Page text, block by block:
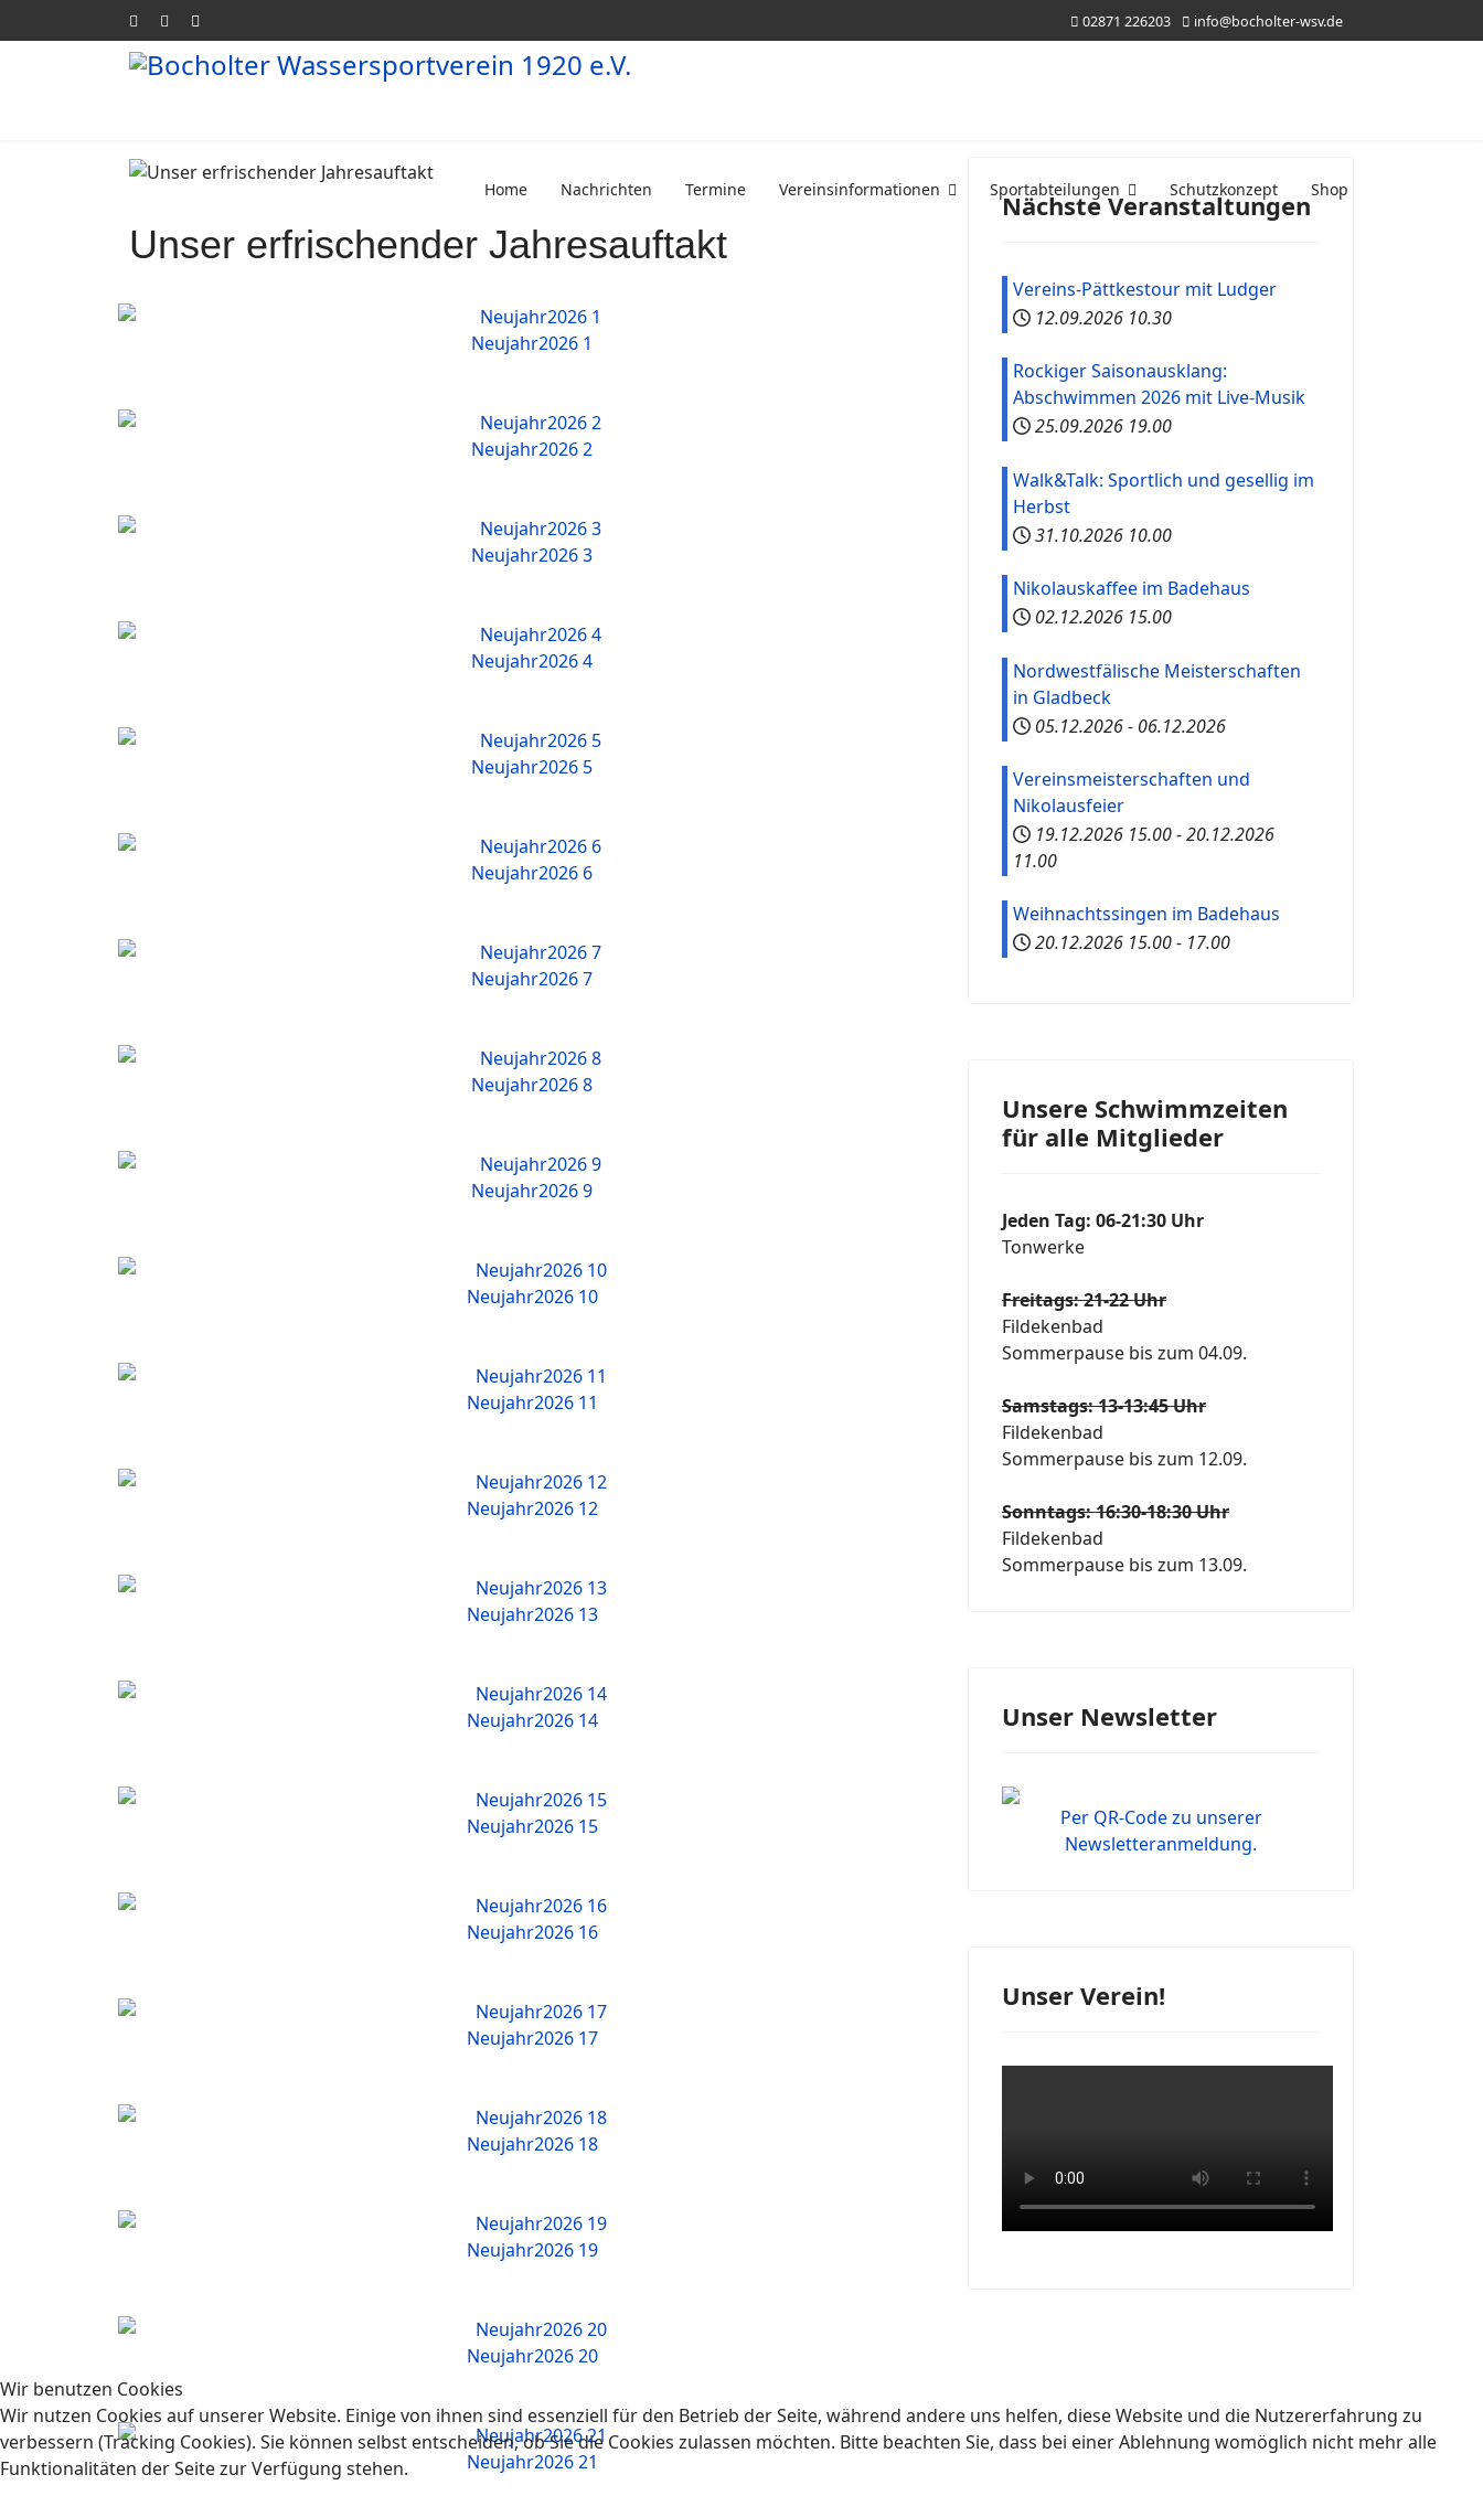
02871 226203 info@bocholter-wsv.de
Home Nachrichten Termine Vereinsinformationen Sportabteilungen Schutzkonzept Shop
Unser erfrischender Jahresauftakt
Neujahr2026 1
Neujahr2026 2
Neujahr2026 3
Neujahr2026 4
Neujahr2026 5
Neujahr2026 6
Neujahr2026 7
Neujahr2026 8
Neujahr2026 9
Neujahr2026 10
Neujahr2026 11
Neujahr2026 12
Neujahr2026 13
Neujahr2026 14
Neujahr2026 15
Neujahr2026 16
Neujahr2026 17
Neujahr2026 18
Neujahr2026 19
Neujahr2026 20
Neujahr2026 21
Nächste Veranstaltungen
Vereins-Pättkestour mit Ludger
12.09.2026 10.30
Rockiger Saisonausklang:
Abschwimmen 2026 mit Live-Musik
25.09.2026 19.00
Walk&Talk: Sportlich und gesellig im
Herbst
31.10.2026 10.00
Nikolauskaffee im Badehaus
02.12.2026 15.00
Nordwestfälische Meisterschaften
in Gladbeck
05.12.2026- 06.12.2026
Vereinsmeisterschaften und
Nikolausfeier
19.12.2026 15.00-20.12.2026
11.00
Weihnachtssingen im Badehaus
20.12.2026 15.00- 17.00
Unsere Schwimmzeiten
für alle Mitglieder
Jeden Tag: 06-21:30 Uhr
Tonwerke
Freitags: 21-22 Uhr
Fildekenbad
Sommerpause bis zum 04.09.
Samstags: 13-13:45 Uhr
Fildekenbad
Sommerpause bis zum 12.09.
Sonntags: 16:30-18:30 Uhr
Fildekenbad
Sommerpause bis zum 13.09.
Unser Newsletter
Per QR-Code zu unserer
Newsletteranmeldung.
Unser Verein!
Wir benutzen Cookies
Wir nutzen Cookies auf unserer Website. Einige von ihnen sind essenziell für den Betrieb der Seite, während andere uns helfen, diese Website und die Nutzererfahrung zu
verbessern (Tracking Cookies). Sie können selbst entscheiden, ob Sie die Cookies zulassen möchten. Bitte beachten Sie, dass bei einer Ablehnung womöglich nicht mehr alle
Funktionalitäten der Seite zur Verfügung stehen.